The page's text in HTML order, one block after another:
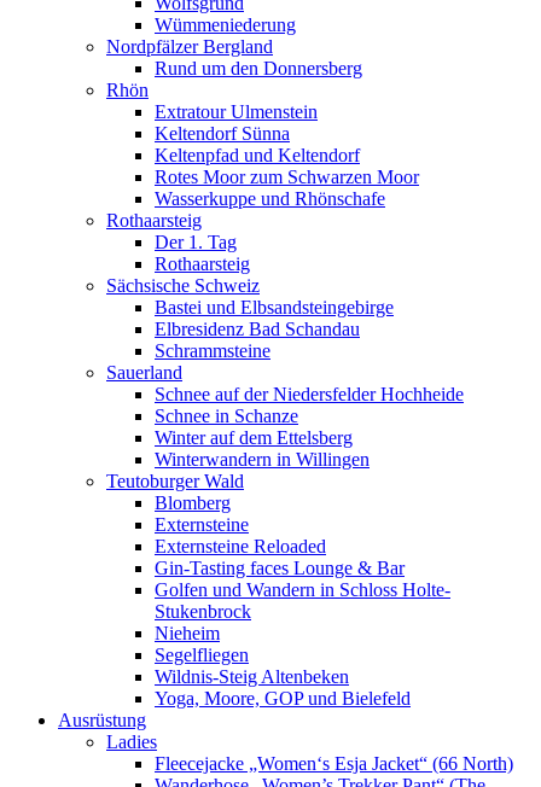
Wümmeniederung
Nordpfälzer Bergland
Rund um den Donnersberg
Rhön
Extratour Ulmenstein
Keltendorf Sünna
Keltenpfad und Keltendorf
Rotes Moor zum Schwarzen Moor
Wasserkuppe und Rhönschafe
Rothaarsteig
Der 1. Tag
Rothaarsteig
Sächsische Schweiz
Bastei und Elbsandsteingebirge
Elbresidenz Bad Schandau
Schrammsteine
Sauerland
Schnee auf der Niedersfelder Hochheide
Schnee in Schanze
Winter auf dem Ettelsberg
Winterwandern in Willingen
Teutoburger Wald
Blomberg
Externsteine
Externsteine Reloaded
Gin-Tasting faces Lounge & Bar
Golfen und Wandern in Schloss Holte-
Stukenbrock
Nieheim
Segelfliegen
Wildnis-Steig Altenbeken
Yoga, Moore, GOP und Bielefeld
Ausrüstung
Ladies
Fleecejacke „Women‘s Esja Jacket“ (66 North)